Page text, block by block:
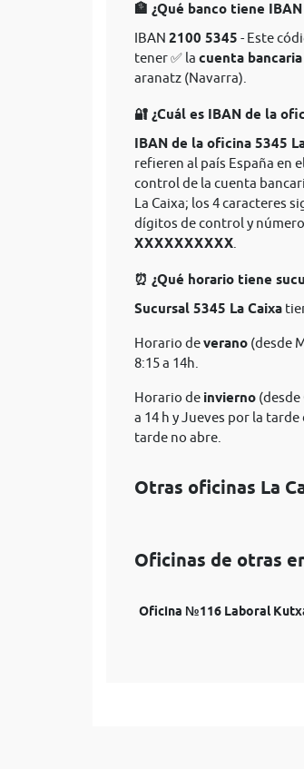
🏦 ¿Qué banco tiene IBAN
IBAN 2100 5345 - Este
tener ✅ la cuenta
aranatz (Navarra).
🔐 ¿Cuál es IBAN de la
IBAN de la oficina 5345
refieren al país España en
control de la cuenta
La Caixa; los 4 caracteres
dígitos de control y
XXXXXXXXXX
⏰ ¿Qué horario tiene
Sucursal 5345 La Caixa
Horario deverano (desde
8:15 a 14h.
Horario de invierno
a 14 h y Jueves por la tarde
tarde no abre.
Otras oficinas La
Oficinas de otras
Oficina №116 Laboral